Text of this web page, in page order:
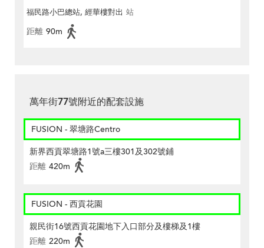
福民路小巴總站, 經華樓對出 站
距離 90m
萬年街77號附近的配套設施
FUSION - 翠塘路Centro
新界西貢翠塘路1號a三樓301及302號鋪
距離 420m
FUSION - 西貢花園
親民街16號西貢花園地下入口部分及樓梯及1樓
距離 220m